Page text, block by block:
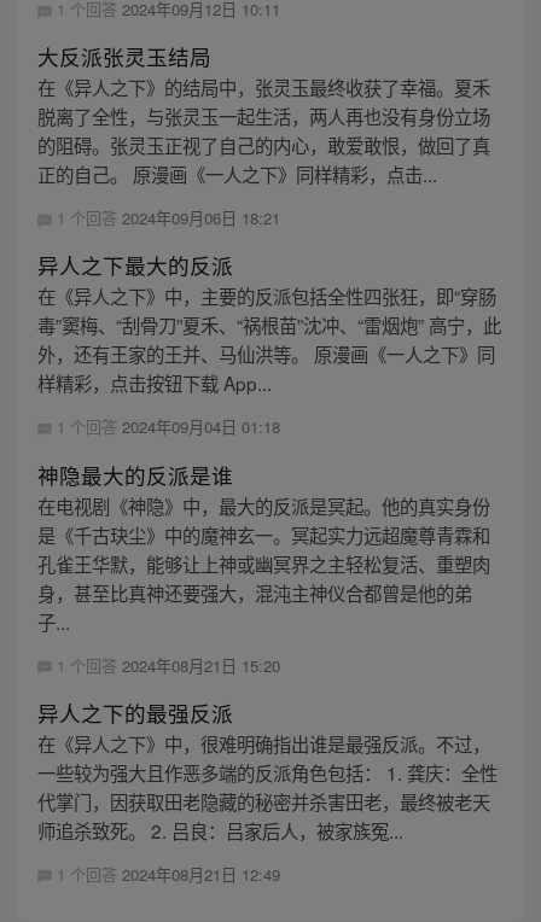
1 个回答 2024年09月12日 10:11
大反派张灵玉结局
在《异人之下》的结局中，张灵玉最终收获了幸福。夏禾
脱离了全性，与张灵玉一起生活，两人再也没有身份立场
的阻碍。张灵玉正视了自己的内心，敢爱敢恨，做回了真
正的自己。 原漫画《一人之下》同样精彩，点击...
1 个回答 2024年09月06日 18:21
异人之下最大的反派
在《异人之下》中，主要的反派包括全性四张狂，即“穿肠
毒”窦梅、“刮骨刀”夏禾、“祸根苗”沈冲、“雷烟炮” 高宁，此
外，还有王家的王并、马仙洪等。 原漫画《一人之下》同
样精彩，点击按钮下载 App...
1 个回答 2024年09月04日 01:18
神隐最大的反派是谁
在电视剧《神隐》中，最大的反派是冥起。他的真实身份
是《千古玦尘》中的魔神玄一。冥起实力远超魔尊青霖和
孔雀王华默，能够让上神或幽冥界之主轻松复活、重塑肉
身，甚至比真神还要强大，混沌主神仪合都曾是他的弟
子...
1 个回答 2024年08月21日 15:20
异人之下的最强反派
在《异人之下》中，很难明确指出谁是最强反派。不过，
一些较为强大且作恶多端的反派角色包括： 1. 龚庆：全性
代掌门，因获取田老隐藏的秘密并杀害田老，最终被老天
师追杀致死。 2. 吕良：吕家后人，被家族冤...
1 个回答 2024年08月21日 12:49